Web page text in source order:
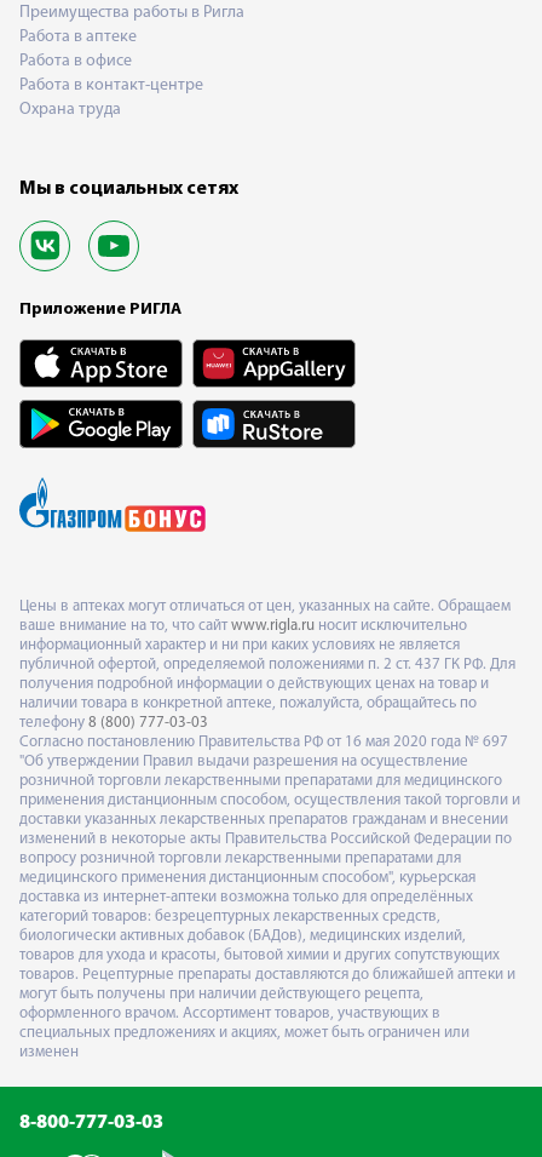
Преимущества работы в Ригла
Работа в аптеке
Работа в офисе
Работа в контакт-центре
Охрана труда
Мы в социальных сетях
Приложение РИГЛА
Цены в аптеках могут отличаться от цен, указанных на сайте. Обращаем
ваше внимание на то, что сайт www.rigla.ru носит исключительно
информационный характер и ни при каких условиях не является
публичной офертой, определяемой положениями п. 2 ст. 437 ГК РФ. Для
получения подробной информации о действующих ценах на товар и
наличии товара в конкретной аптеке, пожалуйста, обращайтесь по
телефону 8 (800) 777-03-03
Согласно постановлению Правительства РФ от 16 мая 2020 года № 697
"Об утверждении Правил выдачи разрешения на осуществление
розничной торговли лекарственными препаратами для медицинского
применения дистанционным способом, осуществления такой торговли и
доставки указанных лекарственных препаратов гражданам и внесении
изменений в некоторые акты Правительства Российской Федерации по
вопросу розничной торговли лекарственными препаратами для
медицинского применения дистанционным способом", курьерская
доставка из интернет-аптеки возможна только для определённых
категорий товаров: безрецептурных лекарственных средств,
биологически активных добавок (БАДов), медицинских изделий,
товаров для ухода и красоты, бытовой химии и других сопутствующих
товаров. Рецептурные препараты доставляются до ближайшей аптеки и
могут быть получены при наличии действующего рецепта,
оформленного врачом. Ассортимент товаров, участвующих в
специальных предложениях и акциях, может быть ограничен или
изменен
8-800-777-03-03